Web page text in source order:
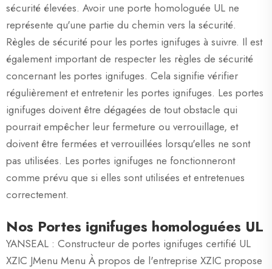
sécurité élevées. Avoir une porte homologuée UL ne
représente qu'une partie du chemin vers la sécurité.
Règles de sécurité pour les portes ignifuges à suivre. Il est
également important de respecter les règles de sécurité
concernant les portes ignifuges. Cela signifie vérifier
régulièrement et entretenir les portes ignifuges. Les portes
ignifuges doivent être dégagées de tout obstacle qui
pourrait empêcher leur fermeture ou verrouillage, et
doivent être fermées et verrouillées lorsqu'elles ne sont
pas utilisées. Les portes ignifuges ne fonctionneront
comme prévu que si elles sont utilisées et entretenues
correctement.
Nos Portes ignifuges homologuées UL
YANSEAL : Constructeur de portes ignifuges certifié UL
XZIC JMenu Menu À propos de l'entreprise XZIC propose